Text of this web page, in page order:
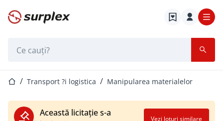
Pagina de start
Pagina de start
Transport ?i logistica Manipularea materialelor
Această licitație s-a
Vezi loturi similare